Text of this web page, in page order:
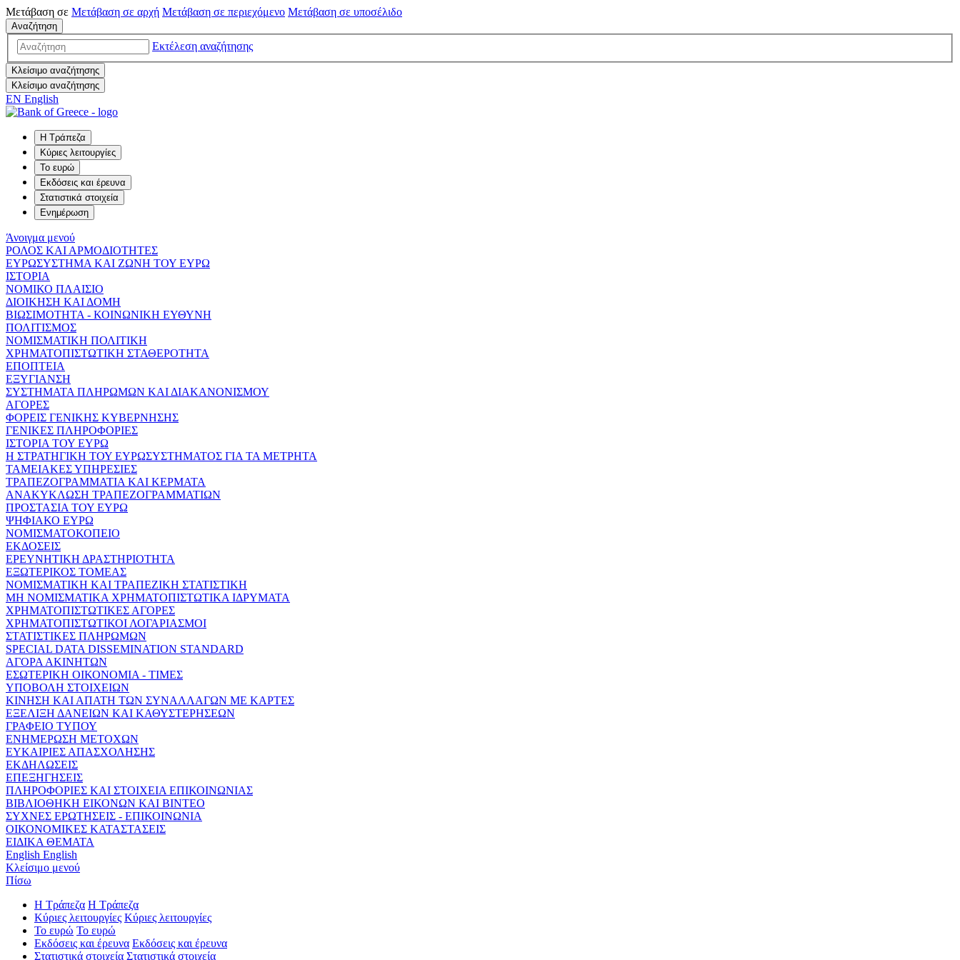
Μετάβαση σε Μετάβαση σε αρχή Μετάβαση σε περιεχόμενο Μετάβαση σε υποσέλιδο
Αναζήτηση
Εκτέλεση αναζήτησης
Κλείσιμο αναζήτησης
Κλείσιμο αναζήτησης
EN English
Η Τράπεζα
Κύριες λειτουργίες
Το ευρώ
Εκδόσεις και έρευνα
Στατιστικά στοιχεία
Ενημέρωση
Άνοιγμα μενού
ΡΟΛΟΣ ΚΑΙ ΑΡΜΟΔΙΟΤΗΤΕΣ
ΕΥΡΩΣΥΣΤΗΜΑ ΚΑΙ ΖΩΝΗ ΤΟΥ ΕΥΡΩ
ΙΣΤΟΡΙΑ
ΝΟΜΙΚΟ ΠΛΑΙΣΙΟ
ΔΙΟΙΚΗΣΗ ΚΑΙ ΔΟΜΗ
ΒΙΩΣΙΜΟΤΗΤΑ - ΚΟΙΝΩΝΙΚΗ ΕΥΘΥΝΗ
ΠΟΛΙΤΙΣΜΟΣ
ΝΟΜΙΣΜΑΤΙΚΗ ΠΟΛΙΤΙΚΗ
ΧΡΗΜΑΤΟΠΙΣΤΩΤΙΚΗ ΣΤΑΘΕΡΟΤΗΤΑ
ΕΠΟΠΤΕΙΑ
ΕΞΥΓΙΑΝΣΗ
ΣΥΣΤΗΜΑΤΑ ΠΛΗΡΩΜΩΝ ΚΑΙ ΔΙΑΚΑΝΟΝΙΣΜΟΥ
ΑΓΟΡΕΣ
ΦΟΡΕΙΣ ΓΕΝΙΚΗΣ ΚΥΒΕΡΝΗΣΗΣ
ΓΕΝΙΚΕΣ ΠΛΗΡΟΦΟΡΙΕΣ
ΙΣΤΟΡΙΑ ΤΟΥ ΕΥΡΩ
Η ΣΤΡΑΤΗΓΙΚΗ ΤΟΥ ΕΥΡΩΣΥΣΤΗΜΑΤΟΣ ΓΙΑ ΤΑ ΜΕΤΡΗΤΑ
ΤΑΜΕΙΑΚΕΣ ΥΠΗΡΕΣΙΕΣ
ΤΡΑΠΕΖΟΓΡΑΜΜΑΤΙΑ ΚΑΙ ΚΕΡΜΑΤΑ
ΑΝΑΚΥΚΛΩΣΗ ΤΡΑΠΕΖΟΓΡΑΜΜΑΤΙΩΝ
ΠΡΟΣΤΑΣΙΑ ΤΟΥ ΕΥΡΩ
ΨΗΦΙΑΚΟ ΕΥΡΩ
ΝΟΜΙΣΜΑΤΟΚΟΠΕΙΟ
ΕΚΔΟΣΕΙΣ
ΕΡΕΥΝΗΤΙΚΗ ΔΡΑΣΤΗΡΙΟΤΗΤΑ
ΕΞΩΤΕΡΙΚΟΣ ΤΟΜΕΑΣ
ΝΟΜΙΣΜΑΤΙΚΗ ΚΑΙ ΤΡΑΠΕΖΙΚΗ ΣΤΑΤΙΣΤΙΚΗ
ΜΗ ΝΟΜΙΣΜΑΤΙΚΑ ΧΡΗΜΑΤΟΠΙΣΤΩΤΙΚΑ ΙΔΡΥΜΑΤΑ
ΧΡΗΜΑΤΟΠΙΣΤΩΤΙΚΕΣ ΑΓΟΡΕΣ
ΧΡΗΜΑΤΟΠΙΣΤΩΤΙΚΟΙ ΛΟΓΑΡΙΑΣΜΟΙ
ΣΤΑΤΙΣΤΙΚΕΣ ΠΛΗΡΩΜΩΝ
SPECIAL DATA DISSEMINATION STANDARD
ΑΓΟΡΑ ΑΚΙΝΗΤΩΝ
ΕΣΩΤΕΡΙΚΗ ΟΙΚΟΝΟΜΙΑ - ΤΙΜΕΣ
ΥΠΟΒΟΛΗ ΣΤΟΙΧΕΙΩΝ
ΚΙΝΗΣΗ ΚΑΙ ΑΠΑΤΗ ΤΩΝ ΣΥΝΑΛΛΑΓΩΝ ΜΕ ΚΑΡΤΕΣ
ΕΞΕΛΙΞΗ ΔΑΝΕΙΩΝ ΚΑΙ ΚΑΘΥΣΤΕΡΗΣΕΩΝ
ΓΡΑΦΕΙΟ ΤΥΠΟΥ
ΕΝΗΜΕΡΩΣΗ ΜΕΤΟΧΩΝ
ΕΥΚΑΙΡΙΕΣ ΑΠΑΣΧΟΛΗΣΗΣ
ΕΚΔΗΛΩΣΕΙΣ
ΕΠΕΞΗΓΗΣΕΙΣ
ΠΛΗΡΟΦΟΡΙΕΣ ΚΑΙ ΣΤΟΙΧΕΙΑ ΕΠΙΚΟΙΝΩΝΙΑΣ
ΒΙΒΛΙΟΘΗΚΗ ΕΙΚΟΝΩΝ ΚΑΙ ΒΙΝΤΕΟ
ΣΥΧΝΕΣ ΕΡΩΤΗΣΕΙΣ - ΕΠΙΚΟΙΝΩΝΙΑ
ΟΙΚΟΝΟΜΙΚΕΣ ΚΑΤΑΣΤΑΣΕΙΣ
ΕΙΔΙΚΑ ΘΕΜΑΤΑ
English English
Κλείσιμο μενού
Πίσω
Η Τράπεζα Η Τράπεζα
Κύριες λειτουργίες Κύριες λειτουργίες
Το ευρώ Το ευρώ
Εκδόσεις και έρευνα Εκδόσεις και έρευνα
Στατιστικά στοιχεία Στατιστικά στοιχεία